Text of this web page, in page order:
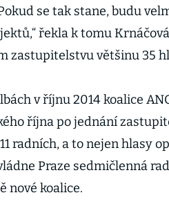
se tak stane, budu
řekla k tomu
zastupitelstvu většinu 35
v říjnu 2014 koalice
října po jednání
radních, a to nejen hlasy
Praze sedmičlenná
nové koalice.